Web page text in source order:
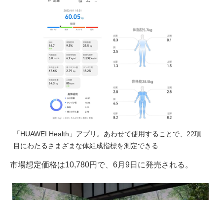
「HUAWEI Health」アプリ。あわせて使用することで、22項
目にわたるさまざまな体組成指標を測定できる
市場想定価格は10,780円で、6月9日に発売される。